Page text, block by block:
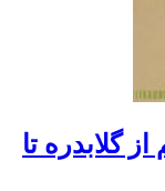
گلابدره تا